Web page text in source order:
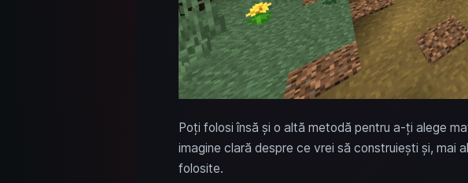
Poți folosi însă și o altă metodă pentru a-ți alege
imagine clară despre ce vrei să construiești și, mai
folosite.